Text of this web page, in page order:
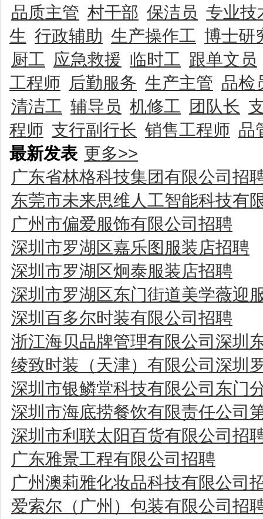
品质主管 村干部 保洁员 专业技
生 行政辅助 生产操作工 博士研
厨工 应急救援 临时工 跟单文员
工程师 后勤服务 生产主管 品检
清洁工 辅导员 机修工 团队长
程师 支行副行长 销售工程师 品
最新发表 更多>>
广东省林格科技集团有限公司招
东莞市未来思维人工智能科技有
广州市偏爱服饰有限公司招聘
深圳市罗湖区嘉乐图服装店招聘
深圳市罗湖区炯泰服装店招聘
深圳市罗湖区东门街道美学薇迎
深圳百多尔时装有限公司招聘
浙江海贝品牌管理有限公司深圳
绫致时装（天津）有限公司深圳
深圳市银鳞堂科技有限公司东门
深圳市海底捞餐饮有限责任公司
深圳市利联太阳百货有限公司招
广东雅景工程有限公司招聘
广州澳莉雅化妆品科技有限公司
爱索尔（广州）包装有限公司招